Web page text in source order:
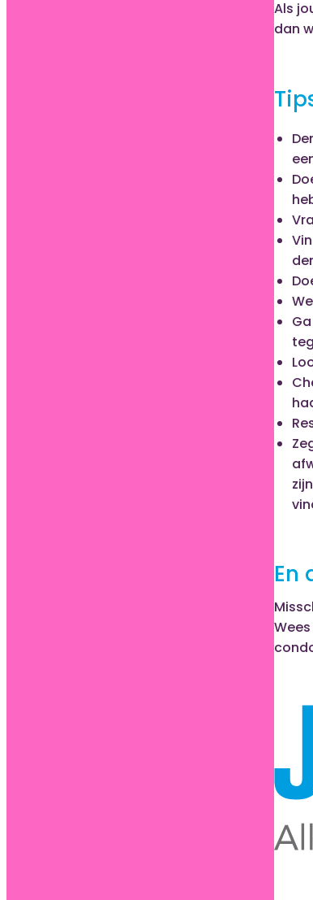
Als
dan
En